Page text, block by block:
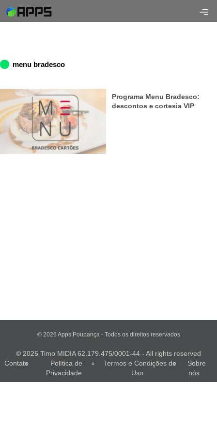
menu bradesco
Programa Menu Bradesco:
descontos e cortesia VIP
© 2026 Apps Poupança - Todos os direitos reservados
© 2026 Timo MIDIA 62.179.475/0001-44 - All rights reserved
Contato
Política de
Privacidade
Termos e Condições de
Uso
Sobre
nós